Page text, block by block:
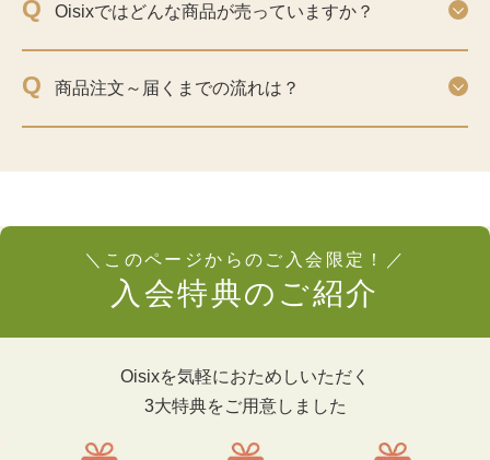
Q Oisixではどんな商品が売っていますか？
Q 商品注文～届くまでの流れは？
＼このページからのご入会限定！／
入会特典のご紹介
Oisixを気軽におためしいただく
3大特典をご用意しました